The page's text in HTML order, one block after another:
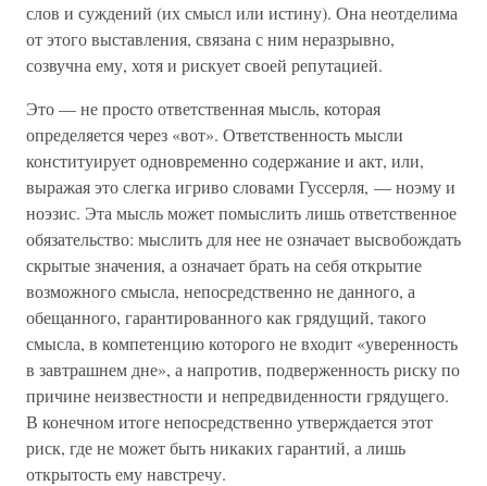
слов и суждений (их смысл или истину). Она неотделима
от этого выставления, связана с ним неразрывно,
созвучна ему, хотя и рискует своей репутацией.
Это — не просто ответственная мысль, которая
определяется через «вот». Ответственность мысли
конституирует одновременно содержание и акт, или,
выражая это слегка игриво словами Гуссерля, — ноэму и
ноэзис. Эта мысль может помыслить лишь ответственное
обязательство: мыслить для нее не означает высвобождать
скрытые значения, а означает брать на себя открытие
возможного смысла, непосредственно не данного, а
обещанного, гарантированного как грядущий, такого
смысла, в компетенцию которого не входит «уверенность
в завтрашнем дне», а напротив, подверженность риску по
причине неизвестности и непредвиденности грядущего.
В конечном итоге непосредственно утверждается этот
риск, где не может быть никаких гарантий, а лишь
открытость ему навстречу.